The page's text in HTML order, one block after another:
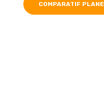
COMPARATIF